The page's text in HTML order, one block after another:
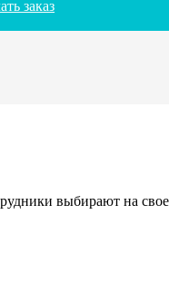
заказ
выбирают на